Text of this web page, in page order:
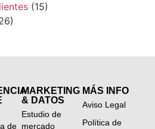
(15)
de
MARKETING
& DATOS
Estudio de
mercado
MÁS INFO
Aviso Legal
Política de